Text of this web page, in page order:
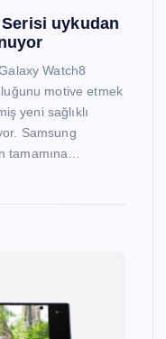
uykudan
Watch8
motive etmek
yeni sağlıklı
Samsung
tamamına…